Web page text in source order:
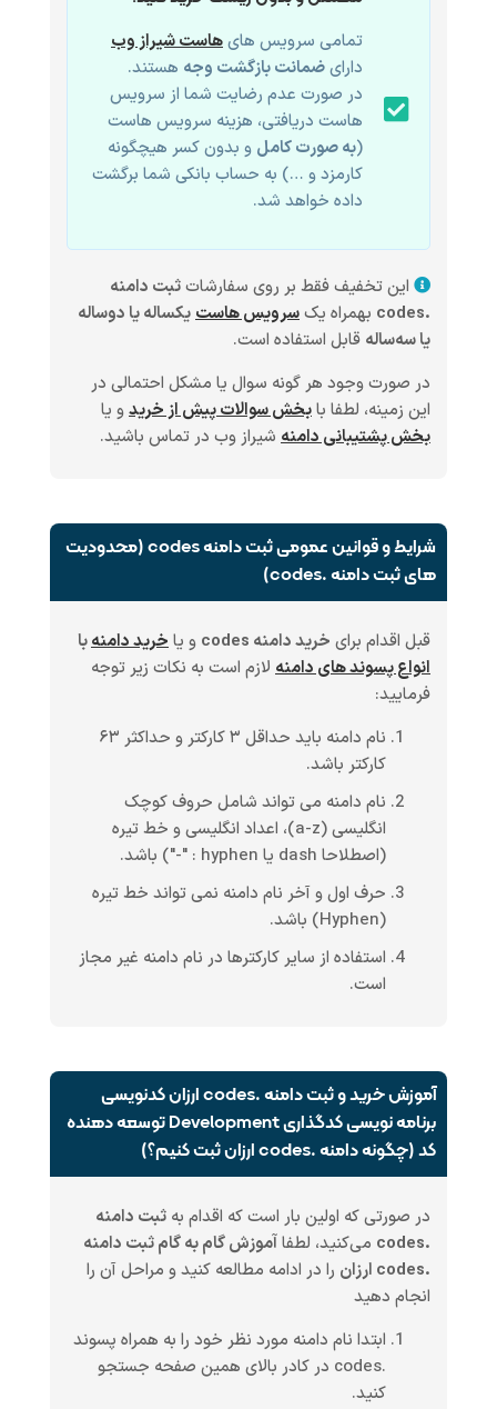
تمامی سرویس هایهاست شیراز وب
دارایضمانت بازگشت وجه هستند.
در صورت عدم رضایت شما از سرویس
هاست دریافتی، هزینه سرویس هاست
(به صورت کامل و بدون کسر هیچگونه
کارمزد و …) به حساب بانکی شما برگشت
داده خواهد شد.
این تخفیف فقط بر روی سفارشاتثبت دامنه
.codes
بهمراه یکسرویس هاستیکساله یا دوساله
یا سه‌ساله قابل استفاده است.
در صورت وجود هر گونه سوال یا مشکل احتمالی در
این زمینه، لطفا بابخش سوالات پیش از خریدو یا
بخش پشتیبانی دامنه شیراز وب در تماس باشید.
شرایط و قوانین عمومی ثبت دامنه codes (محدودیت
های ثبت دامنه .codes)
قبل اقدام برای خرید دامنه codes و یاخرید دامنهبا
انواع پسوند های دامنه لازم است به نکات زیر توجه
فرمایید:
نام دامنه باید حداقل ۳ کارکتر و حداکثر ۶۳
کارکتر باشد.
نام دامنه می تواند شامل حروف کوچک
انگلیسی (a-z)، اعداد انگلیسی و خط تیره
(اصطلاحا dash یا hyphen : "-") باشد.
حرف اول و آخر نام دامنه نمی تواند خط تیره
(Hyphen) باشد.
استفاده از سایر کارکترها در نام دامنه غیر مجاز
است.
آموزش خرید و ثبت دامنه .codes ارزان کدنویسی
برنامه نویسی کدگذاری Development توسعه دهنده
کد (چگونه دامنه .codes ارزان ثبت کنیم؟)
در صورتی که اولین بار است که اقدام به ثبت دامنه
.codes
می‌کنید، لطفاآموزش گام به گام ثبت دامنه
.codes ارزان
را در ادامه مطالعه کنید و مراحل آن را
انجام دهید
ابتدا نام دامنه مورد نظر خود را به همراه پسوند
.codes در کادر بالای همین صفحه جستجو
کنید.